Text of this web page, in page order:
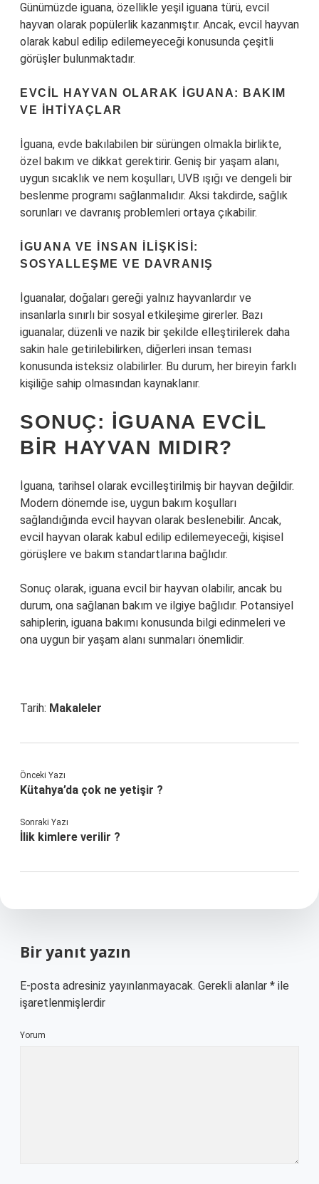
Günümüzde iguana, özellikle yeşil iguana türü, evcil
hayvan olarak popülerlik kazanmıştır. Ancak, evcil hayvan
olarak kabul edilip edilemeyeceği konusunda çeşitli
görüşler bulunmaktadır.
EVCIL HAYVAN OLARAK İGUANA: BAKIM
VE İHTIYAÇLAR
İguana, evde bakılabilen bir sürüngen olmakla birlikte,
özel bakım ve dikkat gerektirir. Geniş bir yaşam alanı,
uygun sıcaklık ve nem koşulları, UVB ışığı ve dengeli bir
beslenme programı sağlanmalıdır. Aksi takdirde, sağlık
sorunları ve davranış problemleri ortaya çıkabilir.
İGUANA VE İNSAN İLIŞKISI:
SOSYALLEŞME VE DAVRANIŞ
İguanalar, doğaları gereği yalnız hayvanlardır ve
insanlarla sınırlı bir sosyal etkileşime girerler. Bazı
iguanalar, düzenli ve nazik bir şekilde elleştirilerek daha
sakin hale getirilebilirken, diğerleri insan teması
konusunda isteksiz olabilirler. Bu durum, her bireyin farklı
kişiliğe sahip olmasından kaynaklanır.
SONUÇ: İGUANA EVCIL
BIR HAYVAN MIDIR?
İguana, tarihsel olarak evcilleştirilmiş bir hayvan değildir.
Modern dönemde ise, uygun bakım koşulları
sağlandığında evcil hayvan olarak beslenebilir. Ancak,
evcil hayvan olarak kabul edilip edilemeyeceği, kişisel
görüşlere ve bakım standartlarına bağlıdır.
Sonuç olarak, iguana evcil bir hayvan olabilir, ancak bu
durum, ona sağlanan bakım ve ilgiye bağlıdır. Potansiyel
sahiplerin, iguana bakımı konusunda bilgi edinmeleri ve
ona uygun bir yaşam alanı sunmaları önemlidir.
Tarih: Makaleler
Önceki Yazı
Kütahya’da çok ne yetişir ?
Sonraki Yazı
İlik kimlere verilir ?
Bir yanıt yazın
E-posta adresiniz yayınlanmayacak. Gerekli alanlar * ile
işaretlenmişlerdir
Yorum